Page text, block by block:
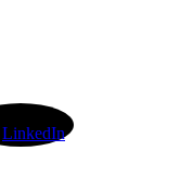
LinkedIn